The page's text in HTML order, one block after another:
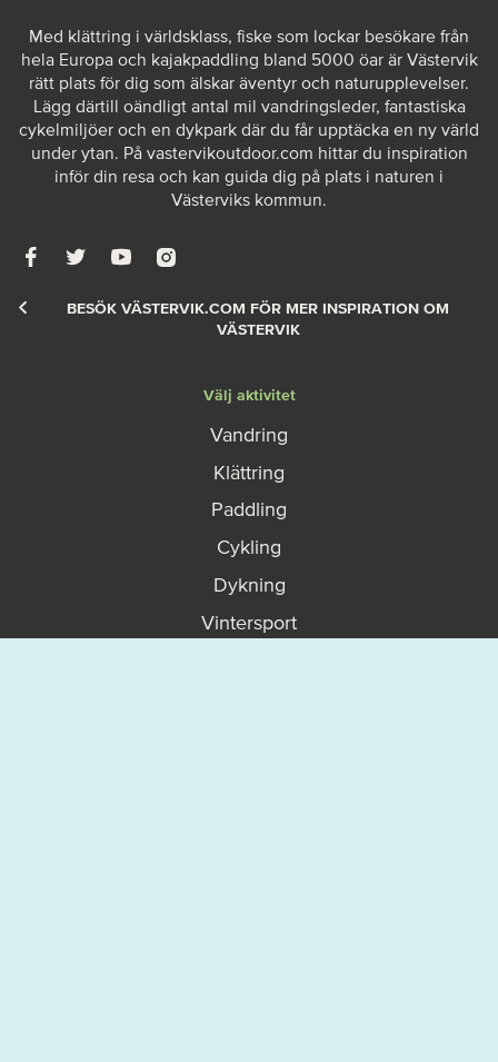
Med klättring i världsklass, fiske som lockar besökare från
hela Europa och kajakpaddling bland 5000 öar är Västervik
rätt plats för dig som älskar äventyr och naturupplevelser.
Lägg därtill oändligt antal mil vandringsleder, fantastiska
cykelmiljöer och en dykpark där du får upptäcka en ny värld
under ytan. På vastervikoutdoor.com hittar du inspiration
inför din resa och kan guida dig på plats i naturen i
Västerviks kommun.
BESÖK VÄSTERVIK.COM FÖR MER INSPIRATION OM
VÄSTERVIK
Välj aktivitet
Vandring
Klättring
Paddling
Cykling
Dykning
Vintersport